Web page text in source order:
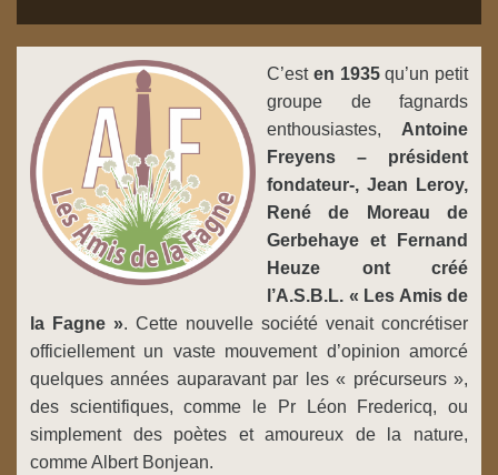
C’est en 1935qu’un petit
groupe de fagnards
enthousiastes, Antoine
Freyens – président
fondateur-, Jean Leroy,
René de Moreau de
Gerbehaye et Fernand
Heuze ont créé
l’A.S.B.L. « Les Amis de
la Fagne ». Cette nouvelle société venait concrétiser
officiellement un vaste mouvement d’opinion amorcé
quelques années auparavant par les « précurseurs »,
des scientifiques, comme le Pr Léon Fredericq, ou
simplement des poètes et amoureux de la nature,
comme Albert Bonjean.